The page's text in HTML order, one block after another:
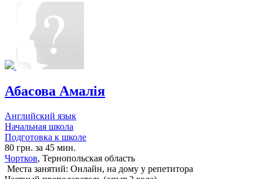
Абасова Амалія
Английский язык
Начальная школа
Подготовка к школе
80 грн. за 45 мин.
Чортков, Тернопольская область
Места занятий: Онлайн, на дому у репетитора